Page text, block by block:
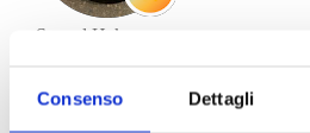
Consenso Dettagli
Samad Hakam
Avevo bisogno urgente di un faro